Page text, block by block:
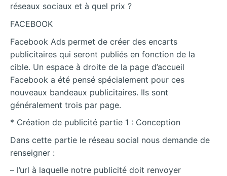
réseaux sociaux et à quel prix ?
FACEBOOK
Facebook Ads permet de créer des encarts
publicitaires qui seront publiés en fonction de la
cible. Un espace à droite de la page d’accueil
Facebook a été pensé spécialement pour ces
nouveaux bandeaux publicitaires. Ils sont
généralement trois par page.
* Création de publicité partie 1 : Conception
Dans cette partie le réseau social nous demande de
renseigner :
– l’url à laquelle notre publicité doit renvoyer